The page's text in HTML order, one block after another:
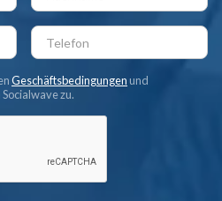
Geschäftsbedingungenund
zu.